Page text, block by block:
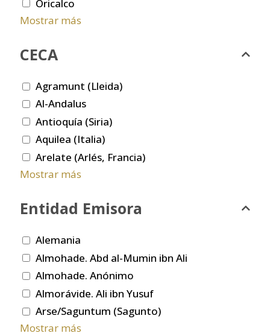
Oricalco
Mostrar más
CECA
Agramunt (Lleida)
Al-Andalus
Antioquía (Siria)
Aquilea (Italia)
Arelate (Arlés, Francia)
Mostrar más
Entidad Emisora
Alemania
Almohade. Abd al-Mumin ibn Ali
Almohade. Anónimo
Almorávide. Ali ibn Yusuf
Arse/Saguntum (Sagunto)
Mostrar más